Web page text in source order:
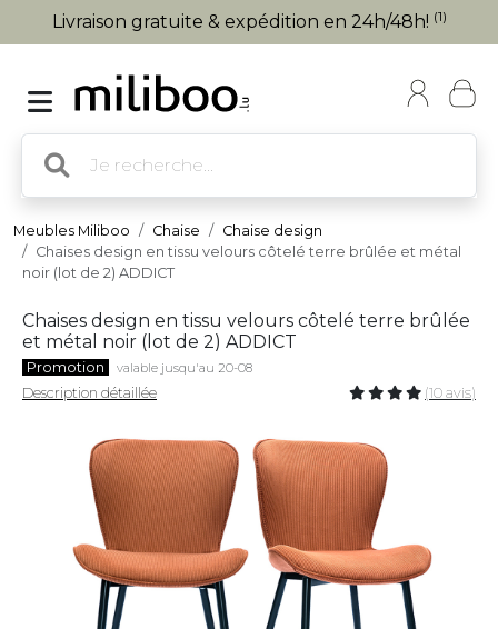
Livraison gratuite & expédition en 24h/48h! (1)
Meubles Miliboo Chaise
Chaise design
Chaises design en tissu velours côtelé terre brûlée et métal
noir (lot de 2) ADDICT
Chaises design en tissu velours côtelé terre brûlée
et métal noir (lot de 2) ADDICT
Promotion valable jusqu'au 20-08
Description détaillée (10 avis)